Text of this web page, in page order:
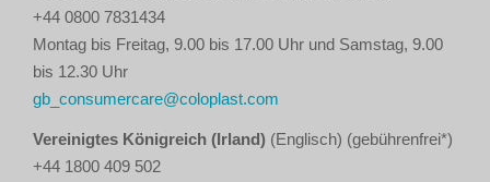
+44 0800 7831434
Montag bis Freitag, 9.00 bis 17.00 Uhr und Samstag, 9.00
bis 12.30 Uhr
gb_consumercare@coloplast.com
Vereinigtes Königreich (Irland) (Englisch) (gebührenfrei*)
+44 1800 409 502